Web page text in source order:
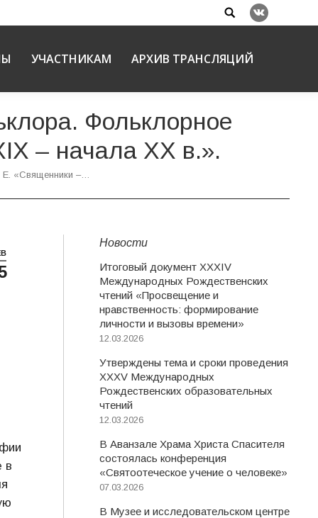
Search:
Вконтакте
УЧАСТНИКАМ АРХИВ ТРАНСЛЯЦИЙ
Фольклорное
– начала ХХ в.».
Е. «Священники –…
в
Новости
Итоговый документ XXХIV
Международных Рождественских
чтений «Просвещение и
нравственность: формирование
личности и вызовы времени»
12.03.2026
Утверждены тема и сроки проведения
XXXV Международных
Рождественских образовательных
чтений
12.03.2026
В Аванзале Храма Христа Спасителя
состоялась конференция
«Святоотеческое учение о человеке»
07.03.2026
В Музее и исследовательском центре